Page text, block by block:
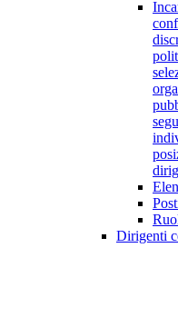
Dirigenti